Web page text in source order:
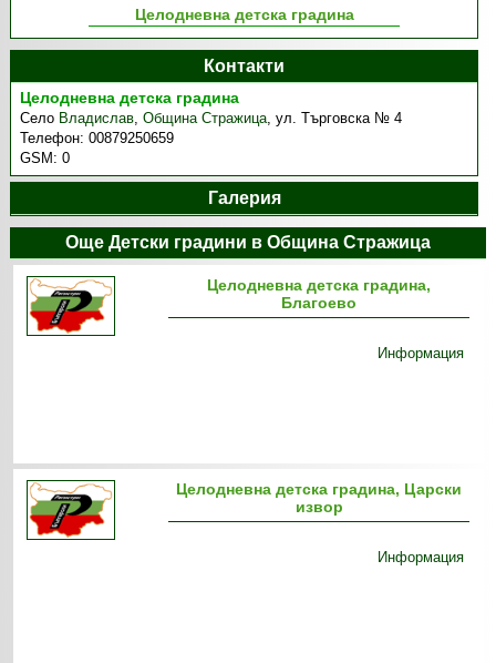
Целодневна детска градина
Контакти
Целодневна детска градина
Село Владислав,Община Стражица,ул. Търговска № 4
Телефон:00879250659
GSM:0
Галерия
Още Детски градини в Община Стражица
Целодневна детска градина,
Благоево
Информация
Целодневна детска градина, Царски
извор
Информация